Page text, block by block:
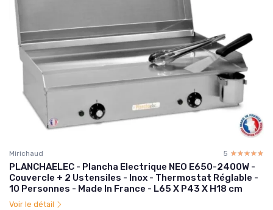
Mirichaud 5 ☆☆☆☆☆
★★★★★
PLANCHAELEC - Plancha Electrique NEO E650-2400W -
Couvercle + 2 Ustensiles - Inox - Thermostat Réglable -
10 Personnes - Made In France - L65 X P43 X H18 cm
Voir le détail